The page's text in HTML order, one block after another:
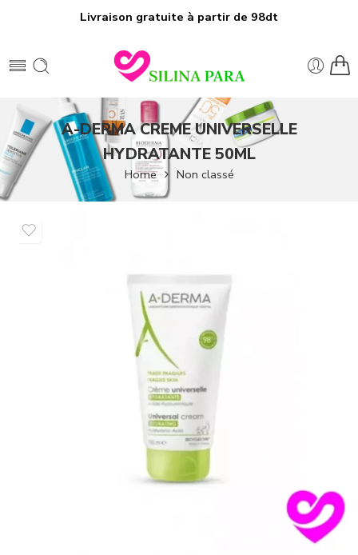
Livraison gratuite à partir de 98dt
A-DERMA CREME UNIVERSELLE
HYDRATANTE 50ML
Home Non classé